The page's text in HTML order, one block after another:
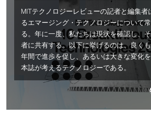
MITテクノロジーレビューの記者と編集者
るエマージング・テクノロジーについて
る。年に一度、私たちは現状を確認し、
者に共有する。以下に挙げるのは、良く
年間で進歩を促し、あるいは大きな変化
本誌が考えるテクノロジーである。